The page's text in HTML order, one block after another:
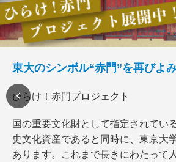
東大のシンボル“赤門”を再びよ
ひらけ！赤門プロジェクト
国の重要文化財として指定されてい
史文化資産であると同時に、東京大
あります。これまで長きにわたって